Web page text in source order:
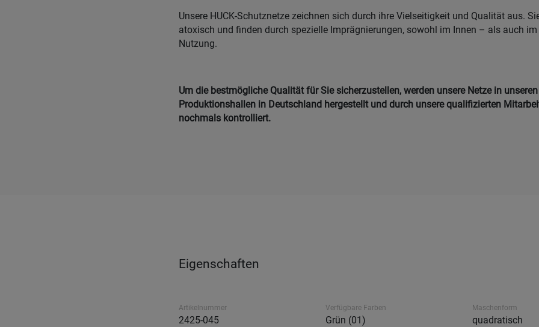
Unsere HUCK-Schutznetze zeichnen sich durch ihre Vielseitigkeit und Qualität aus.
atoxisch und finden durch spezielle Imprägnierungen, sowohl im Innen – als auch
Nutzung.
Um die bestmögliche Qualität für Sie sicherzustellen, werden unsere Netze in
Produktionshallen in Deutschland hergestellt und durch unsere qualifizierten
nochmals kontrolliert.
Eigenschaften
Artikelnummer
2425-045
Verfügbare Farben
Grün (01)
Maschenform
quadratisch